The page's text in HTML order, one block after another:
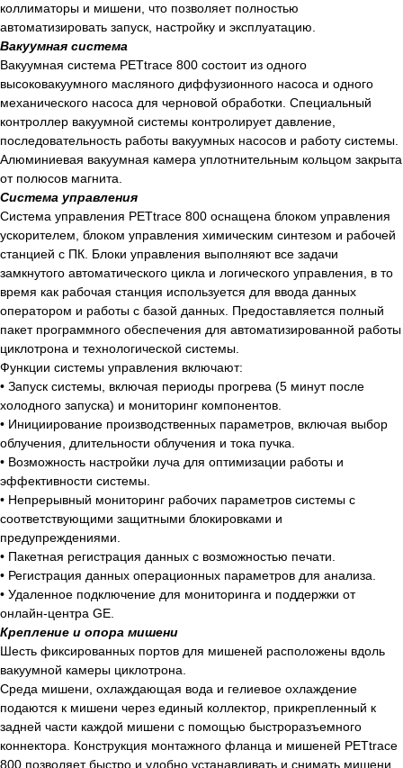
коллиматоры и мишени, что позволяет полностью
автоматизировать запуск, настройку и эксплуатацию.
Вакуумная система
Вакуумная система PETtrace 800 состоит из одного
высоковакуумного масляного диффузионного насоса и одного
механического насоса для черновой обработки. Специальный
контроллер вакуумной системы контролирует давление,
последовательность работы вакуумных насосов и работу системы.
Алюминиевая вакуумная камера уплотнительным кольцом закрыта
от полюсов магнита.
Система управления
Система управления PETtrace 800 оснащена блоком управления
ускорителем, блоком управления химическим синтезом и рабочей
станцией с ПК. Блоки управления выполняют все задачи
замкнутого автоматического цикла и логического управления, в то
время как рабочая станция используется для ввода данных
оператором и работы с базой данных. Предоставляется полный
пакет программного обеспечения для автоматизированной работы
циклотрона и технологической системы.
Функции системы управления включают:
• Запуск системы, включая периоды прогрева (5 минут после
холодного запуска) и мониторинг компонентов.
• Инициирование производственных параметров, включая выбор
облучения, длительности облучения и тока пучка.
• Возможность настройки луча для оптимизации работы и
эффективности системы.
• Непрерывный мониторинг рабочих параметров системы с
соответствующими защитными блокировками и
предупреждениями.
• Пакетная регистрация данных с возможностью печати.
• Регистрация данных операционных параметров для анализа.
• Удаленное подключение для мониторинга и поддержки от
онлайн-центра GE.
Крепление и опора мишени
Шесть фиксированных портов для мишеней расположены вдоль
вакуумной камеры циклотрона.
Среда мишени, охлаждающая вода и гелиевое охлаждение
подаются к мишени через единый коллектор, прикрепленный к
задней части каждой мишени с помощью быстроразъемного
коннектора. Конструкция монтажного фланца и мишеней PETtrace
800 позволяет быстро и удобно устанавливать и снимать мишени
Есть вопросы?
Оставьте номер и мы перезвоним!
Позвоните мне
Официальный
дистрибьютор медицинского
оборудования
Основное
О нас
Каталог
Услуги
Новости
Cтатьи
Информация
Для клиента
Фотогалерея
Партнеры
Команда
Бренды
Адрес
Узбекистан, Ташкент, Шайхантахурский
Контакты
Карьера